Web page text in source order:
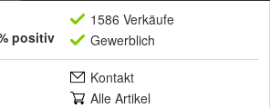
positiv
1586 Verkäufe
Gewerblich
Kontakt
Alle Artikel